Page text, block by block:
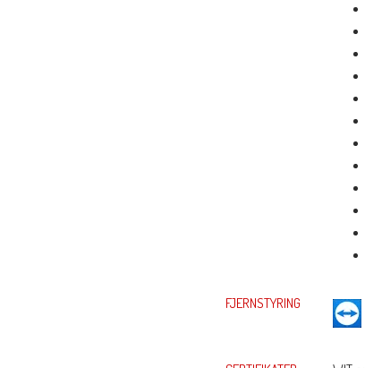
FJERNSTYRING